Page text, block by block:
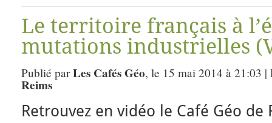
Le territoire français à
mutations industrielles
Publié parLes Cafés Géo, le 15 mai 2014 à 21:03
Reims
Retrouvez en vidéo le Café Géo de